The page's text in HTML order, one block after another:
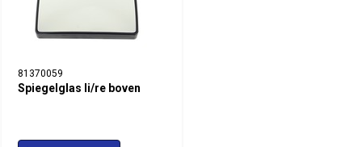
81370059
Spiegelglas li/re boven